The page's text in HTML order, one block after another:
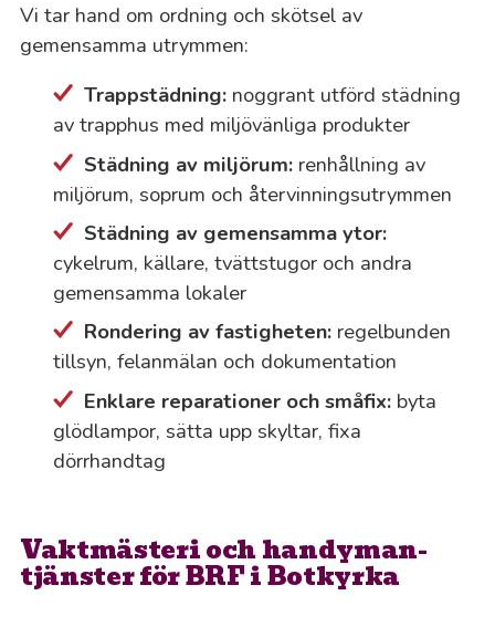
Vi tar hand om ordning och skötsel av
gemensamma utrymmen:
Trappstädning:noggrant utförd städning
av trapphus med miljövänliga produkter
Städning av miljörum:renhållning av
miljörum, soprum och återvinningsutrymmen
Städning av gemensamma ytor:
cykelrum, källare, tvättstugor och andra
gemensamma lokaler
Rondering av fastigheten:regelbunden
tillsyn, felanmälan och dokumentation
Enklare reparationer och småfix:byta
glödlampor, sätta upp skyltar, fixa
dörrhandtag
Vaktmästeri och handyman-
tjänster för BRF i Botkyrka